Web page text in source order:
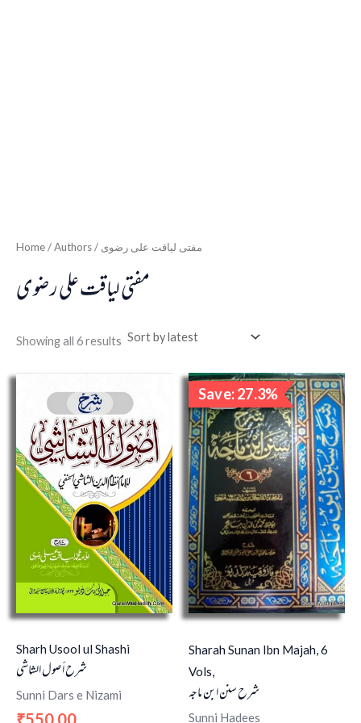
Home / Authors / مفتی لیاقت علی رضوی
مفتی لیاقت علی رضوی
Showing all 6 results
Sharh Usool ul Shashi
شرح أصول الشاشي
Sunni Dars e Nizami
Save: 27.3%
Sale!
Sharah Sunan Ibn Majah, 6
Vols,
شرح سنن ابن ماجہ
Sunni Hadees
Original
price
was:
₹5,500.00.
price
is: